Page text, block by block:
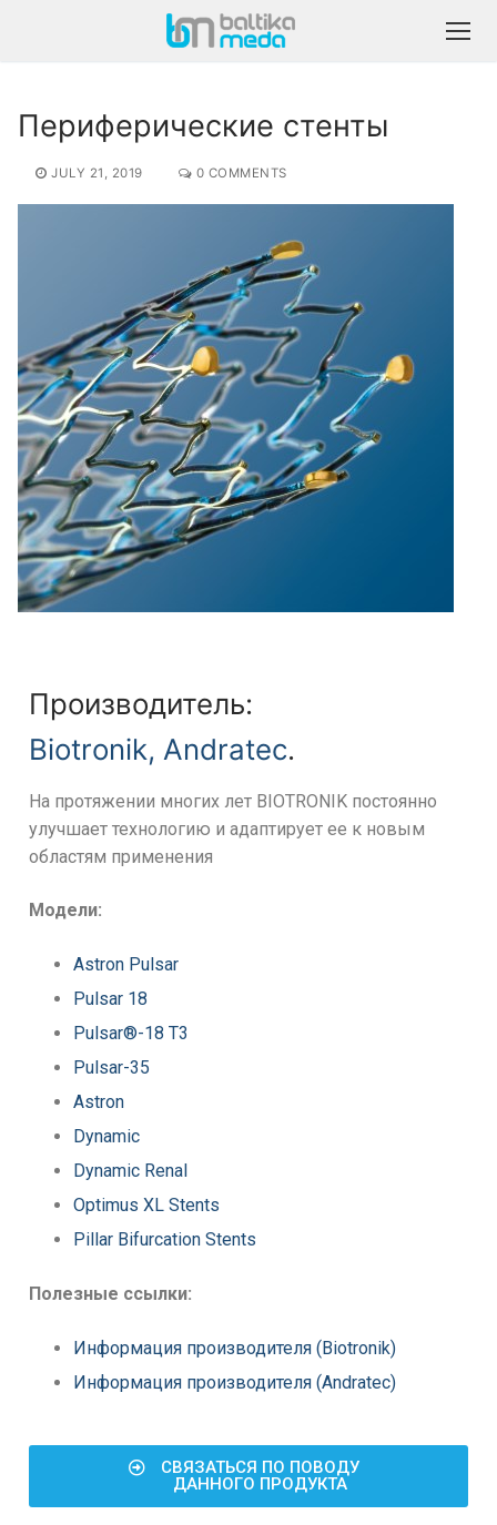
Периферические стенты
JULY 21, 2019 0 COMMENTS
Производитель:
Biotronik, Andratec.
На протяжении многих лет BIOTRONIK постоянно
улучшает технологию и адаптирует ее к новым
областям применения
Модели:
Astron Pulsar
Pulsar 18
Pulsar®-18 T3
Pulsar-35
Astron
Dynamic
Dynamic Renal
Optimus XL Stents
Pillar Bifurcation Stents
Полезные ссылки:
Информация производителя (Biotronik)
Информация производителя (Andratec)
СВЯЗАТЬСЯ ПО ПОВОДУ
ДАННОГО ПРОДУКТА